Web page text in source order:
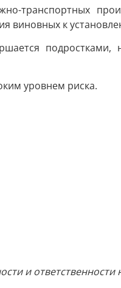
транспортных
виновных к
уровнем риска.
и ответственности